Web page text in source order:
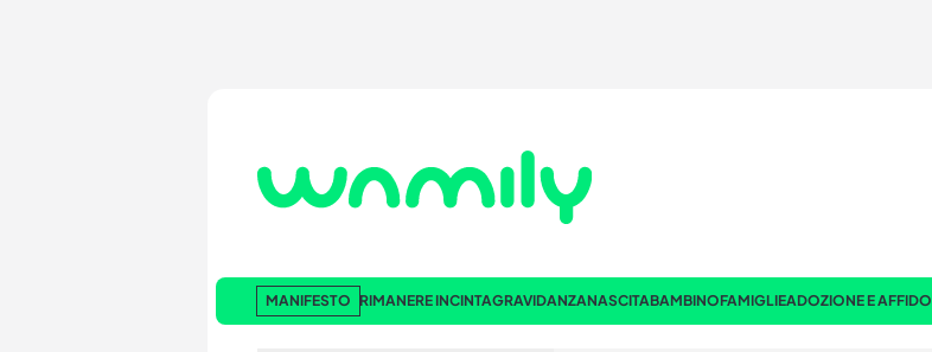
MANIFESTO RIMANERE INCINTAGRAVIDANZANASCITABAMBINOFAMIGLIEADOZIONE E AFFIDO